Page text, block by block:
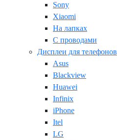
Sony
Xiaomi
На лапках
С проводами
Дисплеи для телефонов
Asus
Blackview
Huawei
Infinix
iPhone
Itel
LG